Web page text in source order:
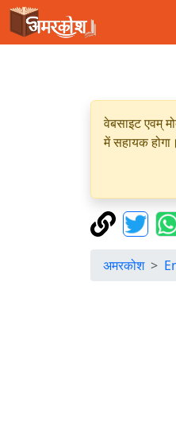
वेबसाइट एवम्
में सहायक होगा।
अमरकोश